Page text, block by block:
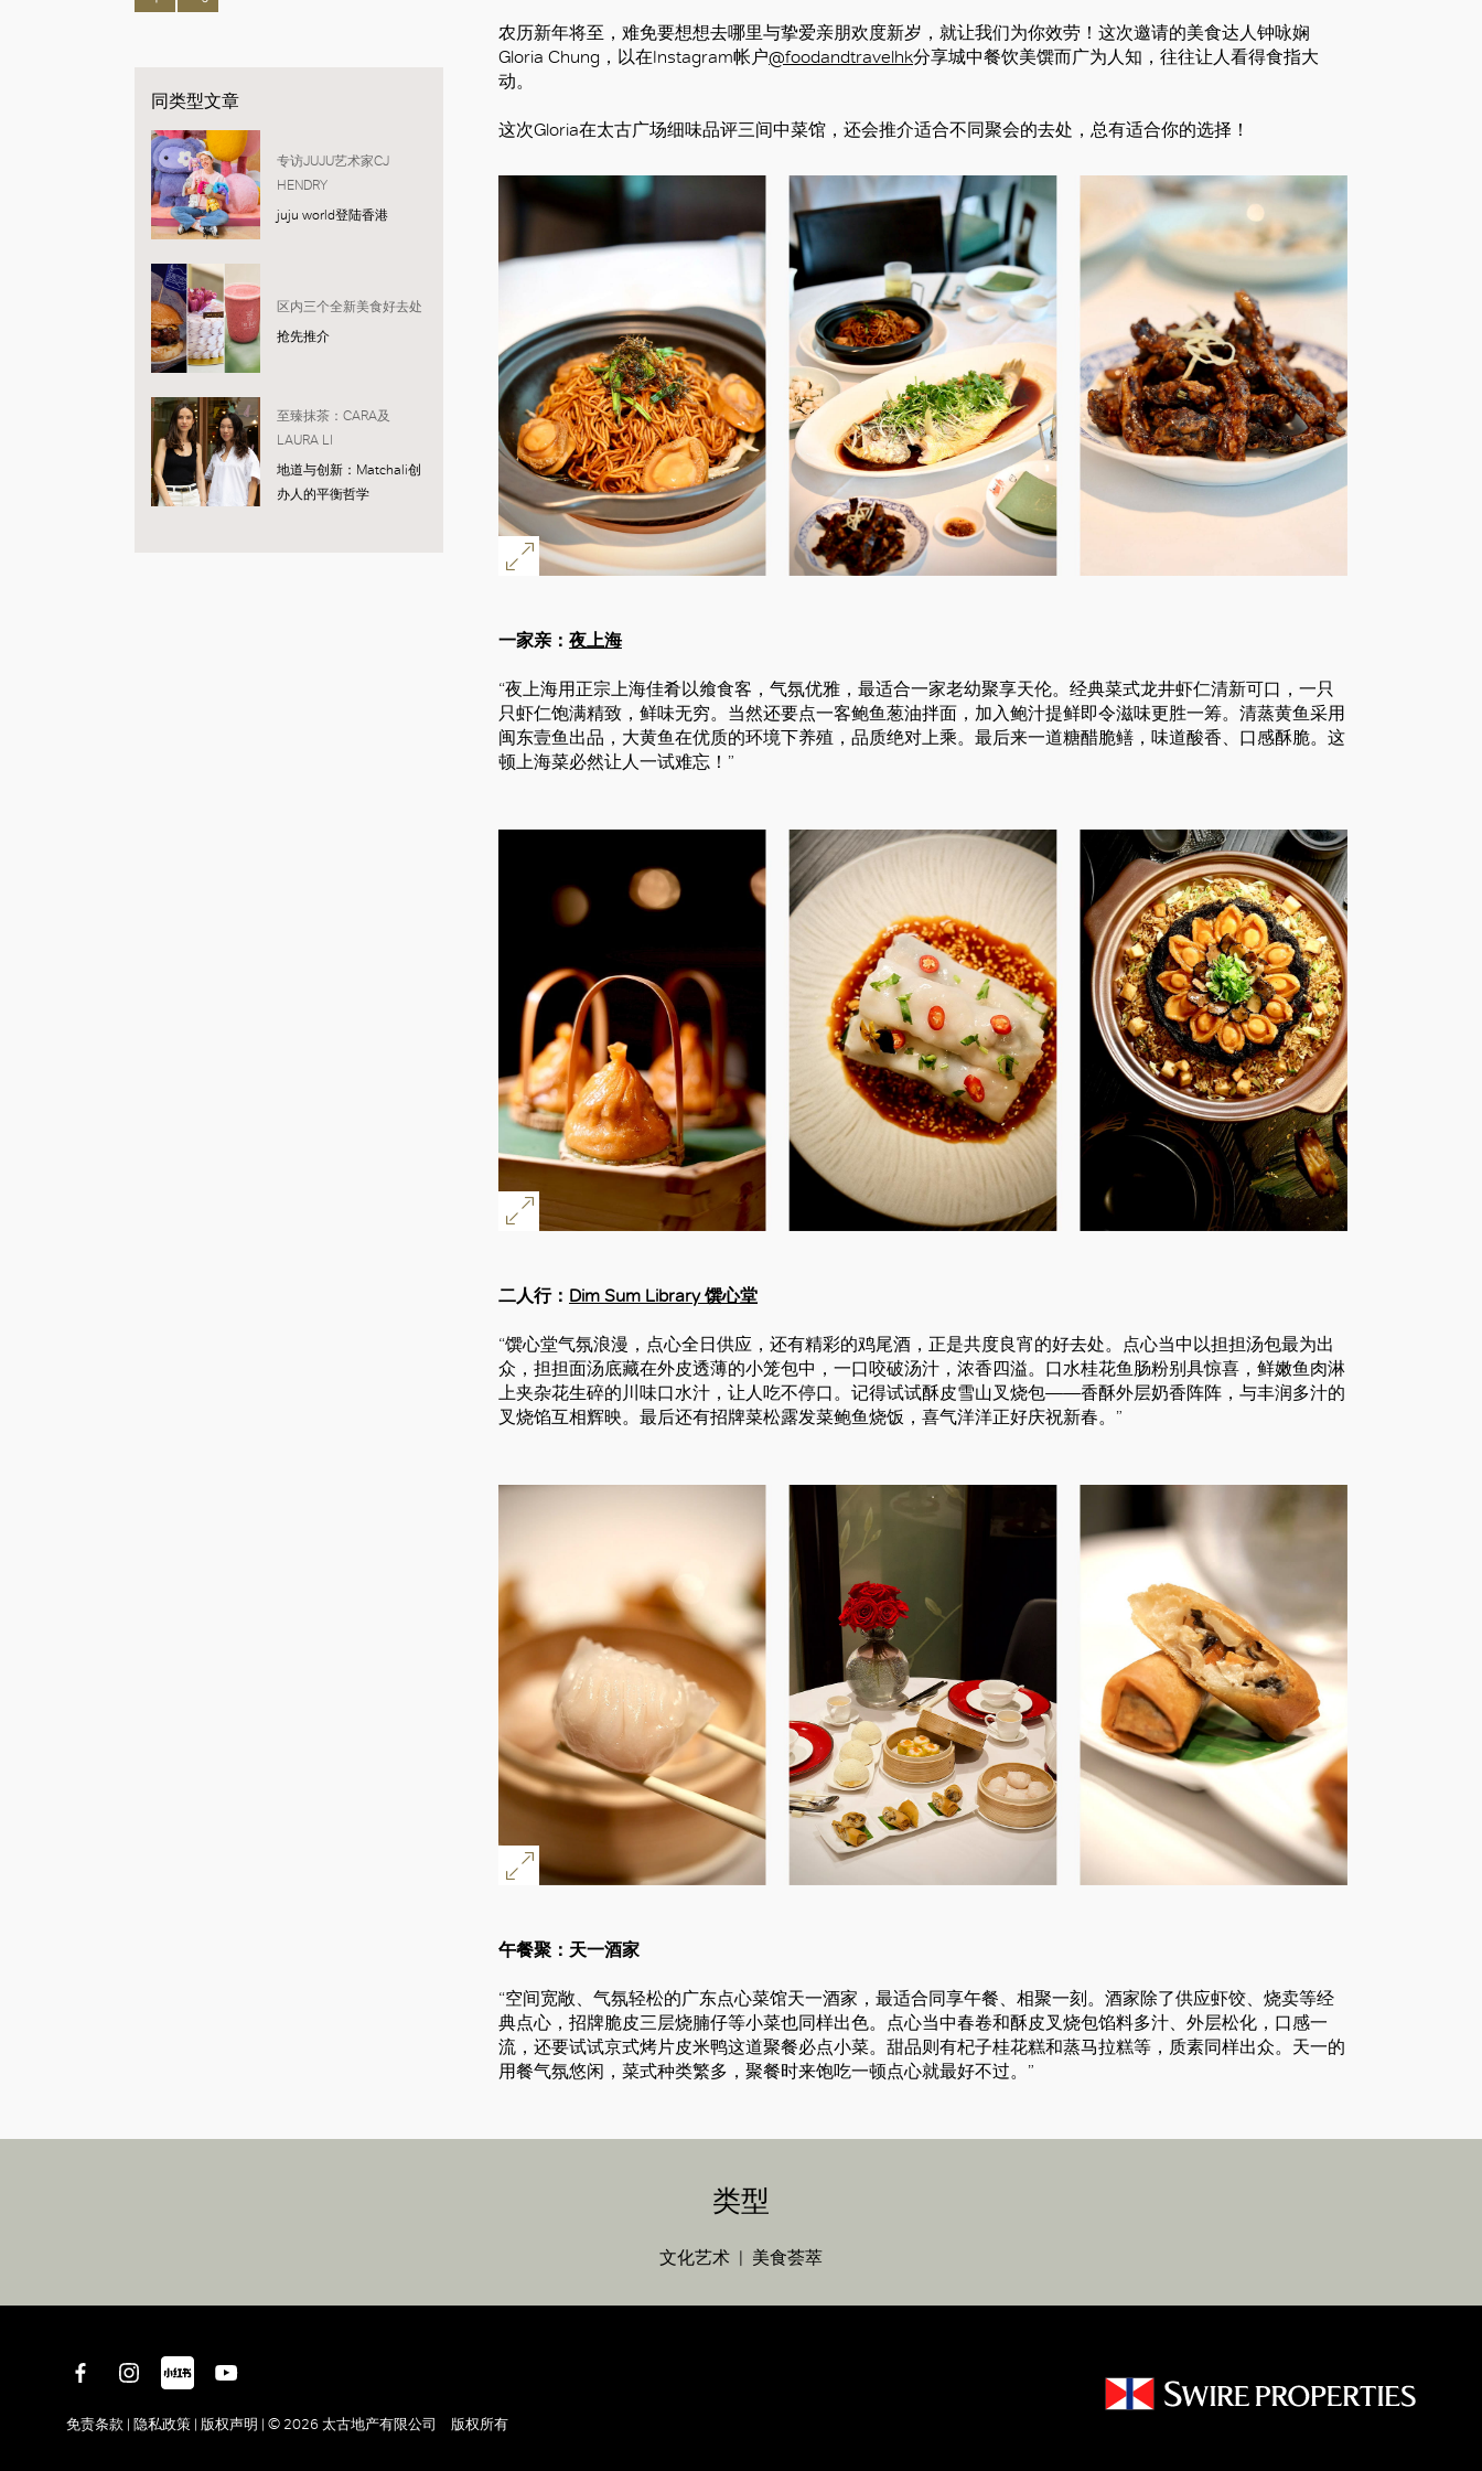
同类型文章
专访JUJU艺术家CJ
HENDRY
juju world登陆香港
区内三个全新美食好去处
抢先推介
至臻抹茶：CARA及
LAURA LI
地道与创新：Matchali创
办人的平衡哲学
农历新年将至，难免要想想去哪里与挚爱亲朋欢度新岁，就让我们为你效劳！这次邀请的美食达人钟咏娴
Gloria Chung，以在Instagram帐户@foodandtravelhk分享城中餐饮美馔而广为人知，往往让人看得食指大
动。
这次Gloria在太古广场细味品评三间中菜馆，还会推介适合不同聚会的去处，总有适合你的选择！
一家亲： 夜上海
“夜上海用正宗上海佳肴以飨食客，气氛优雅，最适合一家老幼聚享天伦。经典菜式龙井虾仁清新可口，一只
只虾仁饱满精致，鲜味无穷。当然还要点一客鲍鱼葱油拌面，加入鲍汁提鲜即令滋味更胜一筹。清蒸黄鱼采用
闽东壹鱼出品，大黄鱼在优质的环境下养殖，品质绝对上乘。最后来一道糖醋脆鳝，味道酸香、口感酥脆。这
顿上海菜必然让人一试难忘！”
二人行： Dim Sum Library 馔心堂
“馔心堂气氛浪漫，点心全日供应，还有精彩的鸡尾酒，正是共度良宵的好去处。点心当中以担担汤包最为出
众，担担面汤底藏在外皮透薄的小笼包中，一口咬破汤汁，浓香四溢。口水桂花鱼肠粉别具惊喜，鲜嫩鱼肉淋
上夹杂花生碎的川味口水汁，让人吃不停口。记得试试酥皮雪山叉烧包——香酥外层奶香阵阵，与丰润多汁的
叉烧馅互相辉映。最后还有招牌菜松露发菜鲍鱼烧饭，喜气洋洋正好庆祝新春。”
午餐聚：天一酒家
“空间宽敞、气氛轻松的广东点心菜馆天一酒家，最适合同享午餐、相聚一刻。酒家除了供应虾饺、烧卖等经
典点心，招牌脆皮三层烧腩仔等小菜也同样出色。点心当中春卷和酥皮叉烧包馅料多汁、外层松化，口感一
流，还要试试京式烤片皮米鸭这道聚餐必点小菜。甜品则有杞子桂花糕和蒸马拉糕等，质素同样出众。天一的
用餐气氛悠闲，菜式种类繁多，聚餐时来饱吃一顿点心就最好不过。”
类型
文化艺术 美食荟萃
免责条款 | 隐私政策 | 版权声明 | © 2026 太古地产有限公司 版权所有
好